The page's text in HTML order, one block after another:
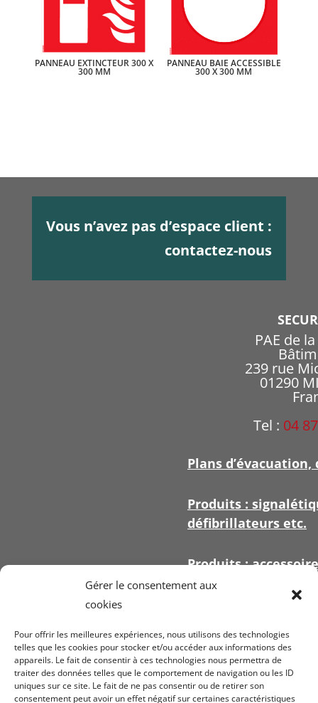
Gérer le consentement aux
cookies
Pour offrir les meilleures expériences, nous utilisons des technologies
telles que les cookies pour stocker et/ou accéder aux informations des
appareils. Le fait de consentir à ces technologies nous permettra de
traiter des données telles que le comportement de navigation ou les ID
uniques sur ce site. Le fait de ne pas consentir ou de retirer son
consentement peut avoir un effet négatif sur certaines caractéristiques
PANNEAU EXTINCTEUR 300 X
300 MM
PANNEAU BAIE ACCESSIBLE
300 X 300 MM
Vous n’avez pas d’espace client :
contactez-nous
PAE de
239 rue
01290
Tel : 04
Plans
Produits :
défibrillateurs etc.
Produits :
signalétique
Voir nos